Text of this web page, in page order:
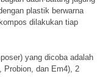
plastik berwarna
dilakukan tiap
yang dicoba adalah
Probion, dan Em4), 2